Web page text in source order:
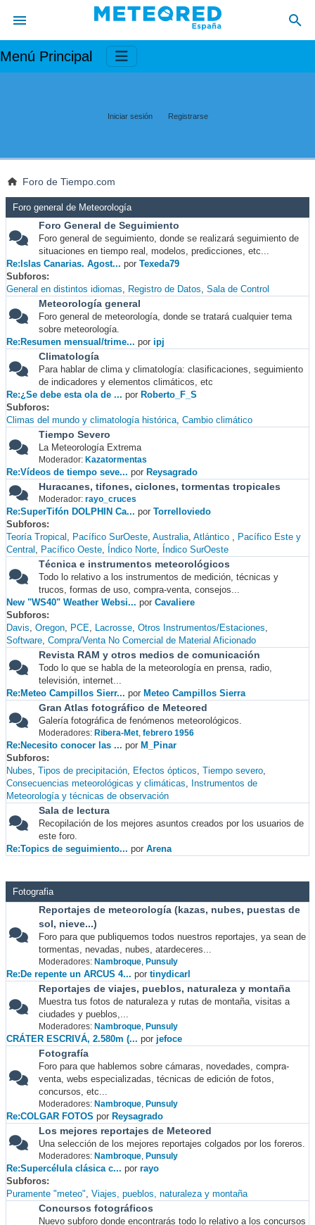
Menú Principal
Iniciar sesión Registrarse
Foro de Tiempo.com
Foro general de Meteorología
Foro General de Seguimiento
Foro general de seguimiento, donde se realizará seguimiento de
situaciones en tiempo real, modelos, predicciones, etc...
Re:Islas Canarias. Agost... por Texeda79
Subforos
General en distintos idiomas
Registro de Datos Sala de Control
Meteorología general
Foro general de meteorología, donde se tratará cualquier tema
sobre meteorología.
Re:Resumen mensual/trime... por ipj
Climatología
Para hablar de clima y climatología: clasificaciones, seguimiento
de indicadores y elementos climáticos, etc
Re:¿Se debe esta ola de ... por Roberto_F_S
Subforos
Climas del mundo y climatología histórica Cambio climático
Tiempo Severo
La Meteorología Extrema
Moderador: Kazatormentas
Re:Vídeos de tiempo seve... por Reysagrado
Huracanes, tifones, ciclones, tormentas tropicales
Moderador: rayo_cruces
Re:SuperTifón DOLPHIN Ca... por Torrelloviedo
Subforos
Teoría Tropical
Pacífico SurOeste Australia Atlántico
Pacífico Este y
Central
Pacífico Oeste Índico Norte Índico SurOeste
Técnica e instrumentos meteorológicos
Todo lo relativo a los instrumentos de medición, técnicas y
trucos, formas de uso, compra-venta, consejos...
New "WS40" Weather Websi... por Cavaliere
Subforos
Davis Oregon PCE Lacrosse Otros Instrumentos/Estaciones
Software Compra/Venta No Comercial de Material Aficionado
Revista RAM y otros medios de comunicación
Todo lo que se habla de la meteorología en prensa, radio,
televisión, internet...
Re:Meteo Campillos Sierr... por Meteo Campillos Sierra
Gran Atlas fotográfico de Meteored
Galería fotográfica de fenómenos meteorológicos.
Moderadores: Ribera-Met, febrero 1956
Re:Necesito conocer las ... por M_Pinar
Subforos
Nubes Tipos de precipitación Efectos ópticos Tiempo severo
Consecuencias meteorológicas y climáticas
Instrumentos de
Meteorología y técnicas de observación
Sala de lectura
Recopilación de los mejores asuntos creados por los usuarios de
este foro.
Re:Topics de seguimiento... por Arena
Fotografia
Reportajes de meteorología (kazas, nubes, puestas de
sol, nieve...)
Foro para que publiquemos todos nuestros reportajes, ya sean de
tormentas, nevadas, nubes, atardeceres...
Moderadores: Nambroque, Punsuly
Re:De repente un ARCUS 4... por tinydicarl
Reportajes de viajes, pueblos, naturaleza y montaña
Muestra tus fotos de naturaleza y rutas de montaña, visitas a
ciudades y pueblos,...
Moderadores: Nambroque, Punsuly
CRÁTER ESCRIVÁ, 2.580m (... por jefoce
Fotografía
Foro para que hablemos sobre cámaras, novedades, compra-
venta, webs especializadas, técnicas de edición de fotos,
concursos, etc...
Moderadores: Nambroque, Punsuly
Re:COLGAR FOTOS por Reysagrado
Los mejores reportajes de Meteored
Una selección de los mejores reportajes colgados por los foreros.
Moderadores: Nambroque, Punsuly
Re:Supercélula clásica c... por rayo
Subforos
Puramente "meteo" Viajes, pueblos, naturaleza y montaña
Concursos fotográficos
Nuevo subforo donde encontrarás todo lo relativo a los concursos